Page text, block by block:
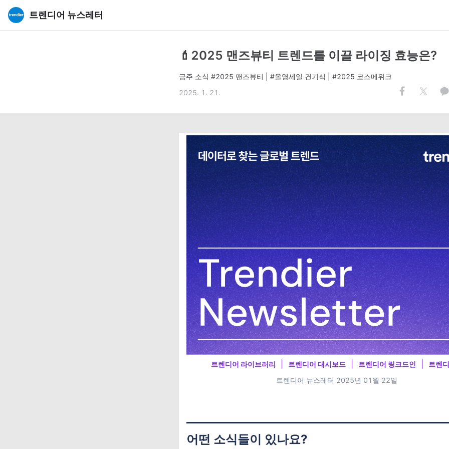
트렌디어 뉴스레터
💄2025 맨즈뷰티 트렌드를 이끌 라이징 효능은?
금주 소식 #2025 맨즈뷰티 | #올영세일 건기식 | #2025 코스메위크
2025. 1. 21.
트렌디어 라이브러리 트렌디어 대시보드 트렌디어 링크드인
트렌
트렌디어 뉴스레터 2025년 01월 22일
어떤 소식들이 있나요?